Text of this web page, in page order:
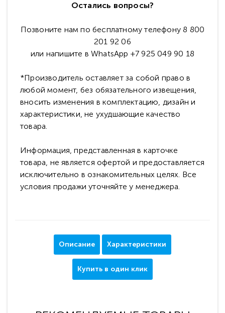
Остались вопросы?
Позвоните нам по бесплатному телефону 8 800
201 92 06
или напишите в WhatsApp +7 925 049 90 18
*Производитель оставляет за собой право в
любой момент, без обязательного извещения,
вносить изменения в комплектацию, дизайн и
характеристики, не ухудшающие качество
товара.
Информация, представленная в карточке
товара, не является офертой и предоставляется
исключительно в ознакомительных целях. Все
условия продажи уточняйте у менеджера.
Описание Характеристики
Купить в один клик